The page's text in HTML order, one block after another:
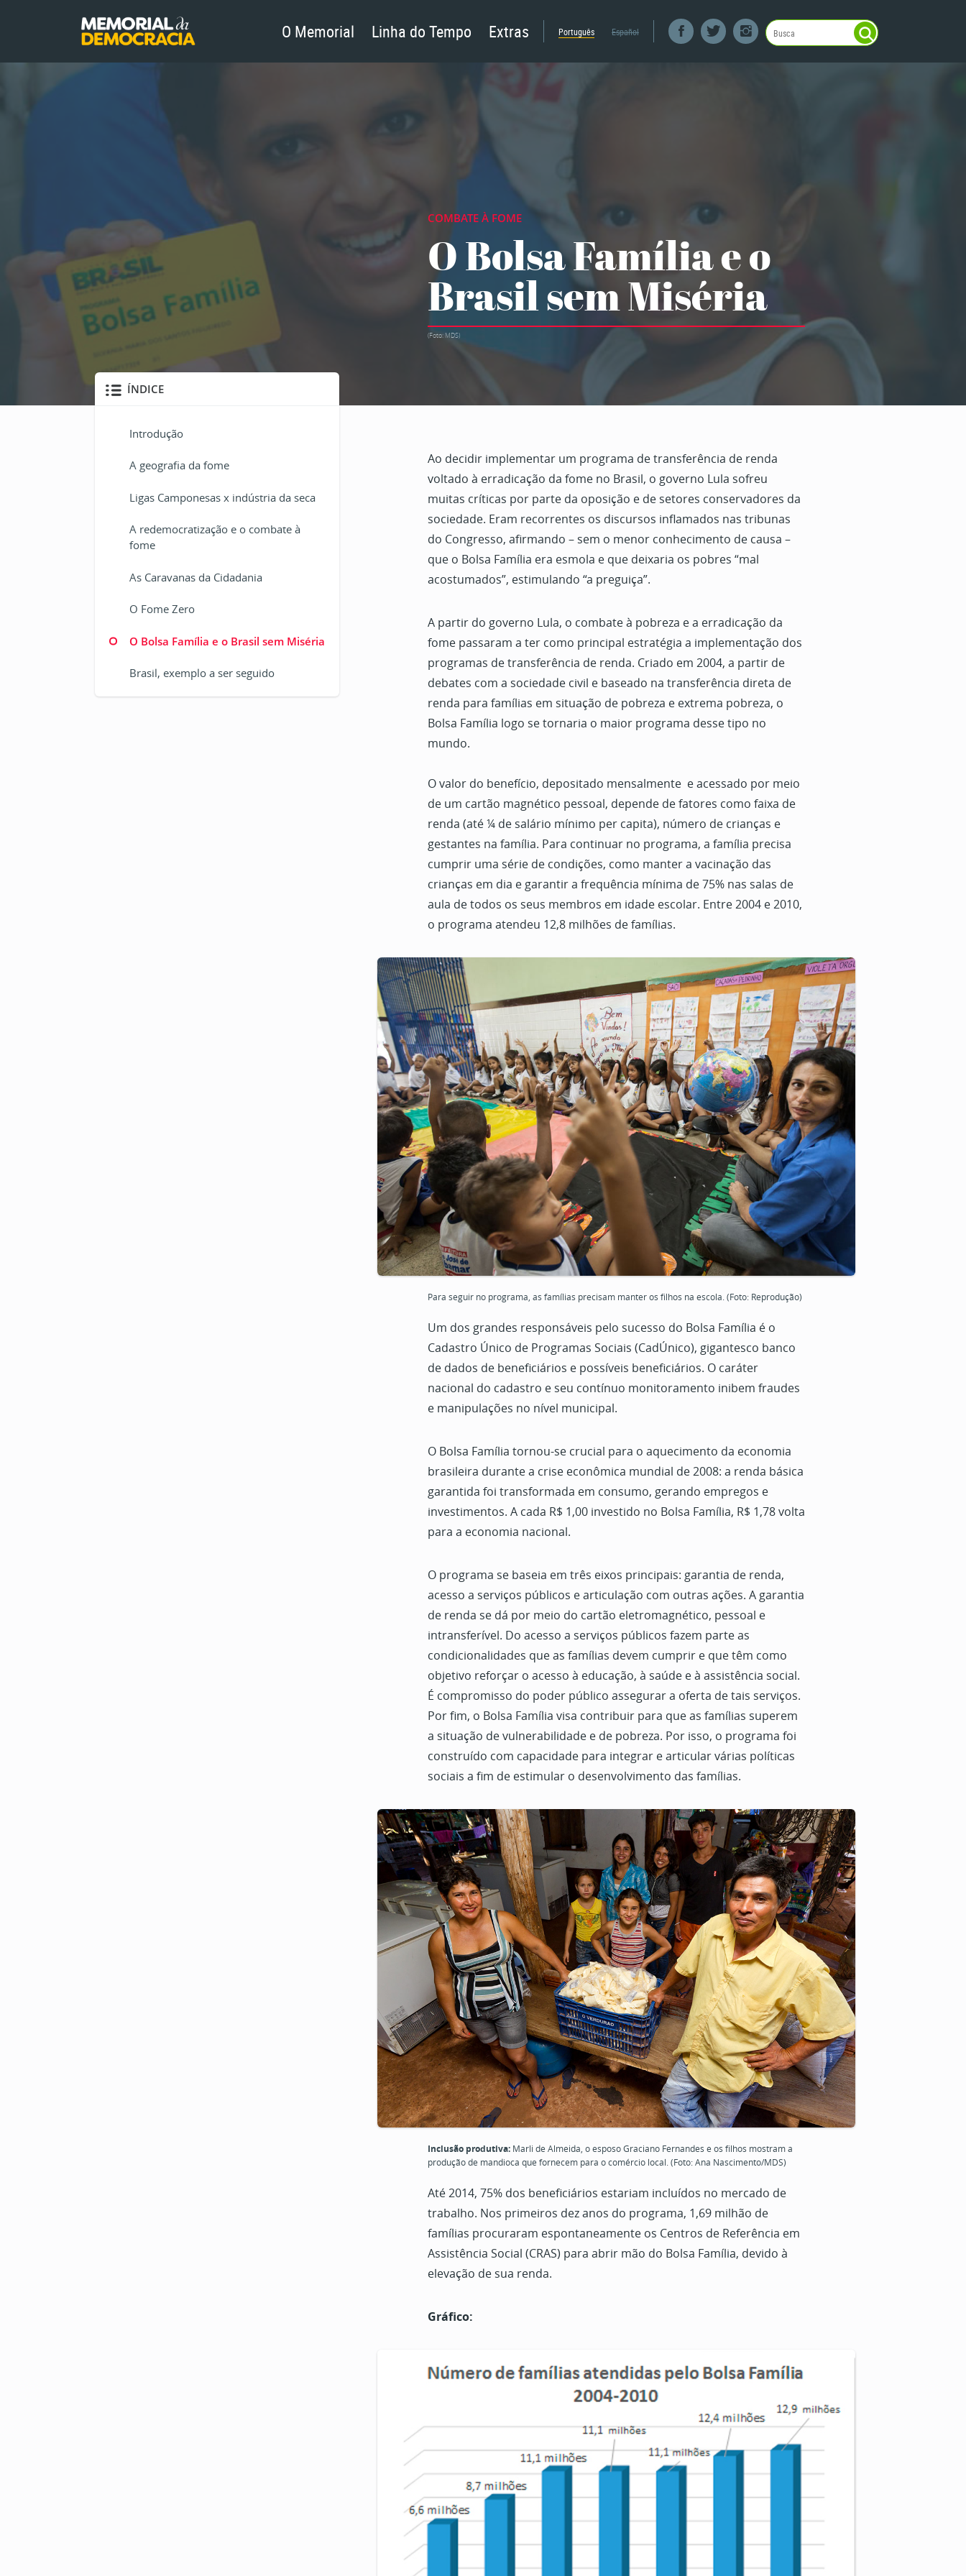
O Memorial Linha do Tempo Extras Português Español
COMBATE À FOME
O Bolsa Família e o
Brasil sem Miséria
(Foto: MDS)
ÍNDICE
Introdução
A geografia da fome
Ligas Camponesas x indústria da seca
A redemocratização e o combate à
fome
As Caravanas da Cidadania
O Fome Zero
O Bolsa Família e o Brasil sem Miséria
Brasil, exemplo a ser seguido
Ao decidir implementar um programa de transferência de renda
voltado à erradicação da fome no Brasil, o governo Lula sofreu
muitas críticas por parte da oposição e de setores conservadores da
sociedade. Eram recorrentes os discursos inflamados nas tribunas
do Congresso, afirmando – sem o menor conhecimento de causa –
que o Bolsa Família era esmola e que deixaria os pobres “mal
acostumados”, estimulando “a preguiça”.
A partir do governo Lula, o combate à pobreza e a erradicação da
fome passaram a ter como principal estratégia a implementação dos
programas de transferência de renda. Criado em 2004, a partir de
debates com a sociedade civil e baseado na transferência direta de
renda para famílias em situação de pobreza e extrema pobreza, o
Bolsa Família logo se tornaria o maior programa desse tipo no
mundo.
O valor do benefício, depositado mensalmente e acessado por meio
de um cartão magnético pessoal, depende de fatores como faixa de
renda (até ¼ de salário mínimo per capita), número de crianças e
gestantes na família. Para continuar no programa, a família precisa
cumprir uma série de condições, como manter a vacinação das
crianças em dia e garantir a frequência mínima de 75% nas salas de
aula de todos os seus membros em idade escolar. Entre 2004 e 2010,
o programa atendeu 12,8 milhões de famílias.
Para seguir no programa, as famílias precisam manter os filhos na escola. (Foto: Reprodução)
Um dos grandes responsáveis pelo sucesso do Bolsa Família é o
Cadastro Único de Programas Sociais (CadÚnico), gigantesco banco
de dados de beneficiários e possíveis beneficiários. O caráter
nacional do cadastro e seu contínuo monitoramento inibem fraudes
e manipulações no nível municipal.
O Bolsa Família tornou-se crucial para o aquecimento da economia
brasileira durante a crise econômica mundial de 2008: a renda básica
garantida foi transformada em consumo, gerando empregos e
investimentos. A cada R$ 1,00 investido no Bolsa Família, R$ 1,78 volta
para a economia nacional.
O programa se baseia em três eixos principais: garantia de renda,
acesso a serviços públicos e articulação com outras ações. A garantia
de renda se dá por meio do cartão eletromagnético, pessoal e
intransferível. Do acesso a serviços públicos fazem parte as
condicionalidades que as famílias devem cumprir e que têm como
objetivo reforçar o acesso à educação, à saúde e à assistência social.
É compromisso do poder público assegurar a oferta de tais serviços.
Por fim, o Bolsa Família visa contribuir para que as famílias superem
a situação de vulnerabilidade e de pobreza. Por isso, o programa foi
construído com capacidade para integrar e articular várias políticas
sociais a fim de estimular o desenvolvimento das famílias.
Inclusão produtiva:Marli de Almeida, o esposo Graciano Fernandes e os filhos mostram a
produção de mandioca que fornecem para o comércio local. (Foto: Ana Nascimento/MDS)
Até 2014, 75% dos beneficiários estariam incluídos no mercado de
trabalho. Nos primeiros dez anos do programa, 1,69 milhão de
famílias procuraram espontaneamente os Centros de Referência em
Assistência Social (CRAS) para abrir mão do Bolsa Família, devido à
elevação de sua renda.
Gráfico: